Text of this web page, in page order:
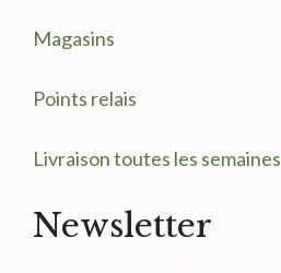
Magasins
Points relais
Livraison toutes les semaines
Newsletter